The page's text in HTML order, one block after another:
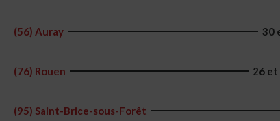
(56) Auray 30
(76) Rouen 26 et
(95) Saint-Brice-sous-Forêt